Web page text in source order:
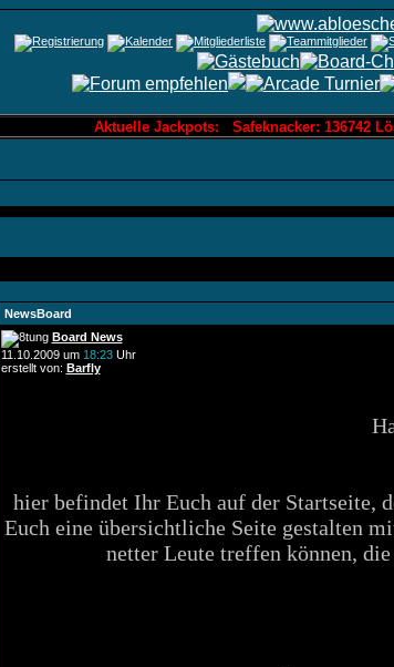
Aktuelle Jackpots: Safeknacker: 136742
NewsBoard
Board News
11.10.2009 um 18:23Uhr
erstellt von: Barfly
hier befindet Ihr Euch auf der Startseite,
Euch eine übersichtliche Seite gestalten
netter Leute treffen können,